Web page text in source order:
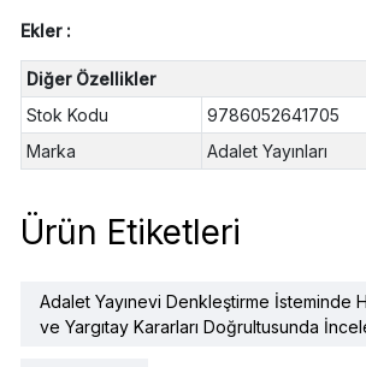
Ekler :
Diğer Özellikler
Stok Kodu
9786052641705
Marka
Adalet Yayınları
Ürün Etiketleri
Adalet Yayınevi Denkleştirme İsteminde
ve Yargıtay Kararları Doğrultusunda